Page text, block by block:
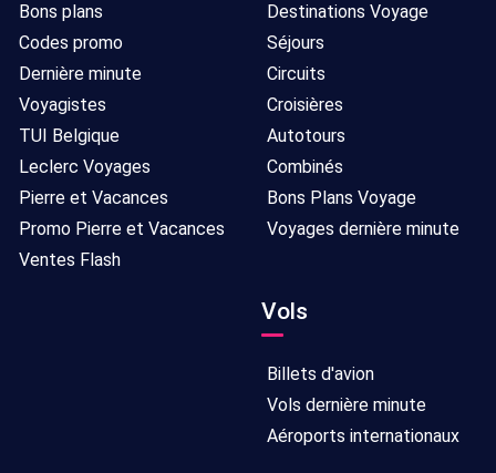
Bons plans
Codes promo
Dernière minute
Voyagistes
TUI Belgique
Leclerc Voyages
Pierre et Vacances
Promo Pierre et Vacances
Ventes Flash
Destinations Voyage
Séjours
Circuits
Croisières
Autotours
Combinés
Bons Plans Voyage
Voyages dernière minute
Vols
Billets d'avion
Vols dernière minute
Aéroports internationaux